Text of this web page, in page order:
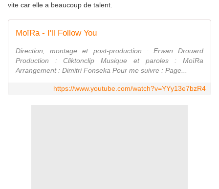
vite car elle a beaucoup de talent.
MoïRa - I'll Follow You
Direction, montage et post-production : Erwan Drouard
Production : Cliktonclip Musique et paroles : MoïRa
Arrangement : Dimitri Fonseka Pour me suivre : Page...
https://www.youtube.com/watch?v=YYy13e7bzR4